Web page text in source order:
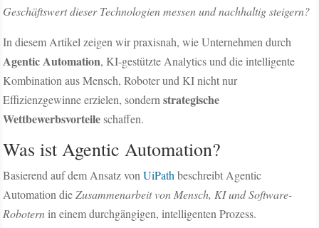
Geschäftswert dieser Technologien messen und nachhaltig steigern?
In diesem Artikel zeigen wir praxisnah, wie Unternehmen durch
Agentic Automation, KI-gestützte Analytics und die intelligente
Kombination aus Mensch, Roboter und KI nicht nur
Effizienzgewinne erzielen, sondernstrategische
Wettbewerbsvorteileschaffen.
Was ist Agentic Automation?
Basierend auf dem Ansatz vonUiPath beschreibt Agentic
Automation dieZusammenarbeit von Mensch, KI und Software-
Robotern in einem durchgängigen, intelligenten Prozess.